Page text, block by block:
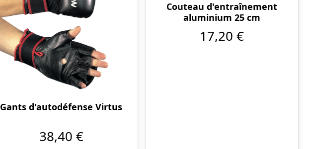
Gants d'autodéfense Virtus
38,40 €
Couteau d'entraînement
aluminium 25 cm
17,20 €